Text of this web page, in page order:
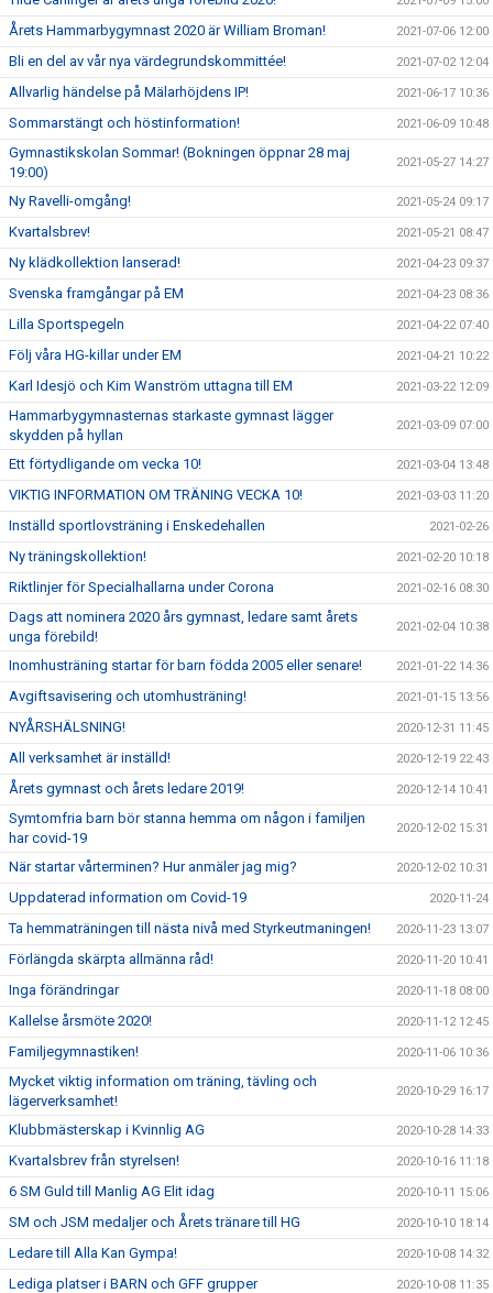
Årets Hammarbygymnast 2020 är William Broman! 2021-07-06 12:00
Bli en del av vår nya värdegrundskommittée! 2021-07-02 12:04
Allvarlig händelse på Mälarhöjdens IP! 2021-06-17 10:36
Sommarstängt och höstinformation! 2021-06-09 10:48
Gymnastikskolan Sommar! (Bokningen öppnar 28 maj
19:00)
2021-05-27 14:27
Ny Ravelli-omgång! 2021-05-24 09:17
Kvartalsbrev! 2021-05-21 08:47
Ny klädkollektion lanserad! 2021-04-23 09:37
Svenska framgångar på EM 2021-04-23 08:36
Lilla Sportspegeln 2021-04-22 07:40
Följ våra HG-killar under EM 2021-04-21 10:22
Karl Idesjö och Kim Wanström uttagna till EM 2021-03-22 12:09
Hammarbygymnasternas starkaste gymnast lägger
skydden på hyllan
2021-03-09 07:00
Ett förtydligande om vecka 10! 2021-03-04 13:48
VIKTIG INFORMATION OM TRÄNING VECKA 10! 2021-03-03 11:20
Inställd sportlovsträning i Enskedehallen 2021-02-26
Ny träningskollektion! 2021-02-20 10:18
Riktlinjer för Specialhallarna under Corona 2021-02-16 08:30
Dags att nominera 2020 års gymnast, ledare samt årets
unga förebild!
2021-02-04 10:38
Inomhusträning startar för barn födda 2005 eller senare! 2021-01-22 14:36
Avgiftsavisering och utomhusträning! 2021-01-15 13:56
NYÅRSHÄLSNING! 2020-12-31 11:45
All verksamhet är inställd! 2020-12-19 22:43
Årets gymnast och årets ledare 2019! 2020-12-14 10:41
Symtomfria barn bör stanna hemma om någon i familjen
har covid-19
2020-12-02 15:31
När startar vårterminen? Hur anmäler jag mig? 2020-12-02 10:31
Uppdaterad information om Covid-19 2020-11-24
Ta hemmaträningen till nästa nivå med Styrkeutmaningen! 2020-11-23 13:07
Förlängda skärpta allmänna råd! 2020-11-20 10:41
Inga förändringar 2020-11-18 08:00
Kallelse årsmöte 2020! 2020-11-12 12:45
Familjegymnastiken! 2020-11-06 10:36
Mycket viktig information om träning, tävling och
lägerverksamhet!
2020-10-29 16:17
Klubbmästerskap i Kvinnlig AG 2020-10-28 14:33
Kvartalsbrev från styrelsen! 2020-10-16 11:18
6 SM Guld till Manlig AG Elit idag 2020-10-11 15:06
SM och JSM medaljer och Årets tränare till HG 2020-10-10 18:14
Ledare till Alla Kan Gympa! 2020-10-08 14:32
Lediga platser i BARN och GFF grupper 2020-10-08 11:35